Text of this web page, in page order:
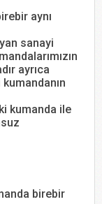
aynı
sanayi
ayrıca
kumanda ile
birebir